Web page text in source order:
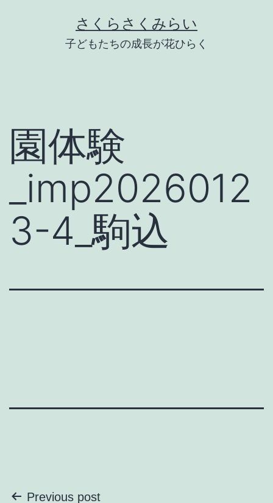
さくらさくみらい
子どもたちの成長が花ひらく
園体験
_imp2026012
3-4_駒込
Previous post